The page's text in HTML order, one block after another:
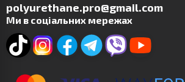
polyurethane.pro@gmail.com
Ми в соціальних мережах